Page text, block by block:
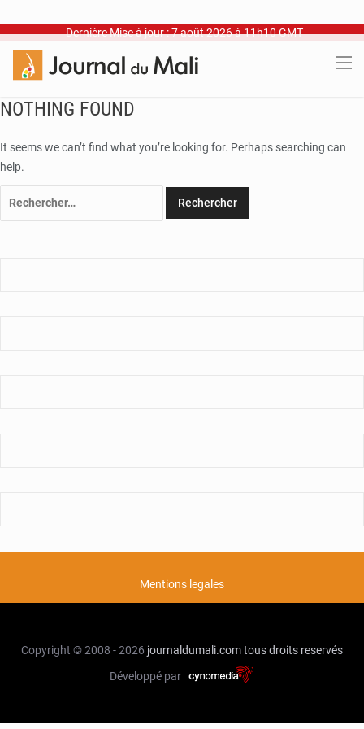
Dernière Mise à jour : 7 août 2026 à 11h10 GMT
NOTHING FOUND
It seems we can’t find what you’re looking for. Perhaps searching can
help.
Mentions legales
Copyright © 2008 - 2026 journaldumali.comtous droits reservés
Développé par